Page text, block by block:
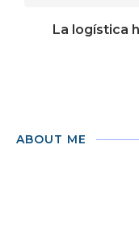
La logística
ABOUT ME